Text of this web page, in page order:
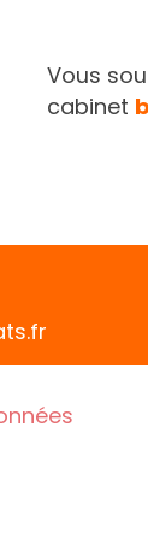
Vous
cabinet